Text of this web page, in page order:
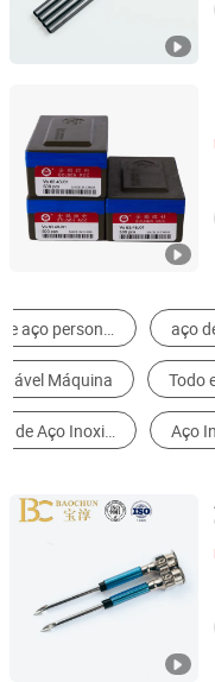
Changzhou Longfu
Jiangsu, China
Máquina de Tricô
Máquina Overlock
WENZHOU BAOCHUN
Zhejiang, China